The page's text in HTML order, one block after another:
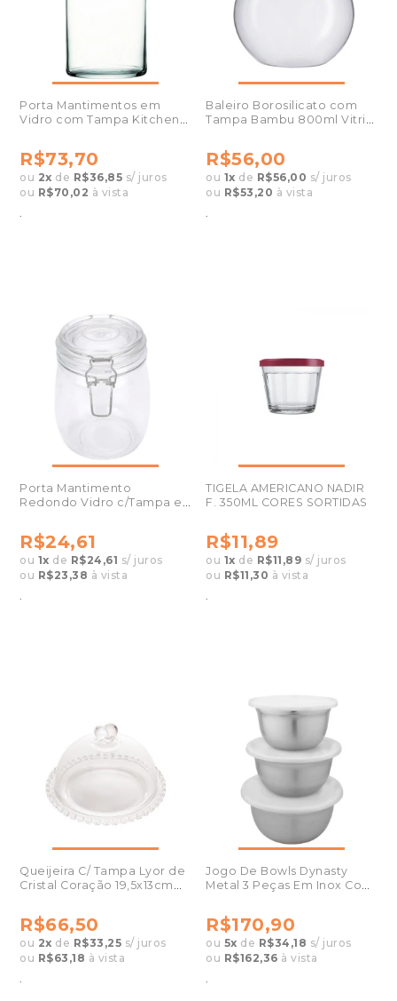
Porta Mantimentos em
Vidro com Tampa Kitchen
R$73,70
ou 2x de R$36,85 s/ juros
ou R$70,02 à vista
.
Baleiro Borosilicato com
Tampa Bambu 800ml Vitrizi
R$56,00
ou 1x de R$56,00 s/ juros
ou R$53,20 à vista
.
Porta Mantimento
Redondo Vidro c/Tampa e
R$24,61
ou 1x de R$24,61 s/ juros
ou R$23,38 à vista
.
TIGELA AMERICANO NADIR
F. 350ML CORES SORTIDAS
R$11,89
ou 1x de R$11,89 s/ juros
ou R$11,30 à vista
.
Queijeira C/ Tampa Lyor de
Cristal Coração 19,5x13cm
R$66,50
ou 2x de R$33,25 s/ juros
ou R$63,18 à vista
.
Jogo De Bowls Dynasty
Metal 3 Peças Em Inox Com
R$170,90
ou 5x de R$34,18 s/ juros
ou R$162,36 à vista
.